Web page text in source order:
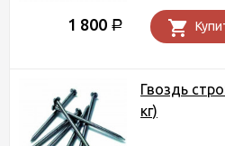
1 800 Р
Гвоздь
кг)